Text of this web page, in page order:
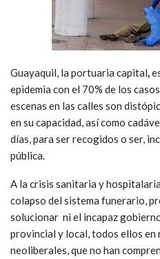
Guayaquil, la portuaria capital,
epidemia con el 70% de los
escenas en las calles son
en su capacidad, así como
días, para ser recogidos o ser,
pública.
A la crisis sanitaria y
colapso del sistema funerario,
solucionar ni el incapaz
provincial y local, todos ellos en
neoliberales, que no han